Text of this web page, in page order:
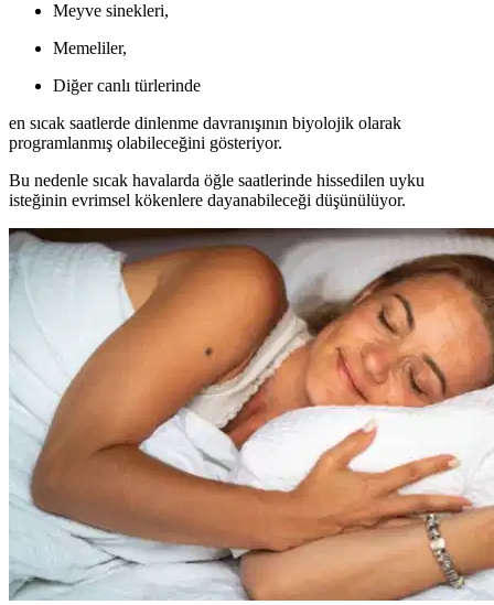
Meyve sinekleri,
Memeliler,
Diğer canlı türlerinde
en sıcak saatlerde dinlenme davranışının biyolojik olarak
programlanmış olabileceğini gösteriyor.
Bu nedenle sıcak havalarda öğle saatlerinde hissedilen uyku
isteğinin evrimsel kökenlere dayanabileceği düşünülüyor.